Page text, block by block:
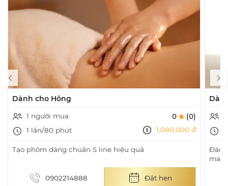
Dành cho Hông
1 người mua
1 lần/80 phút
0
(0)
1,080,000 đ
Tạo phôm dáng chuẩn S line hiệu quả
0902214888 Đặt hẹn
Đào